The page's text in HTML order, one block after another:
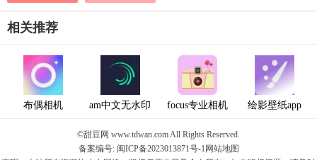
相关推荐
布偶相机 am中文无水印 focus专业相机 绘影壁纸app
©甜豆网 www.tdwan.com All Rights Reserved.
备案编号: 闽ICP备2023013871号-1 网站地图